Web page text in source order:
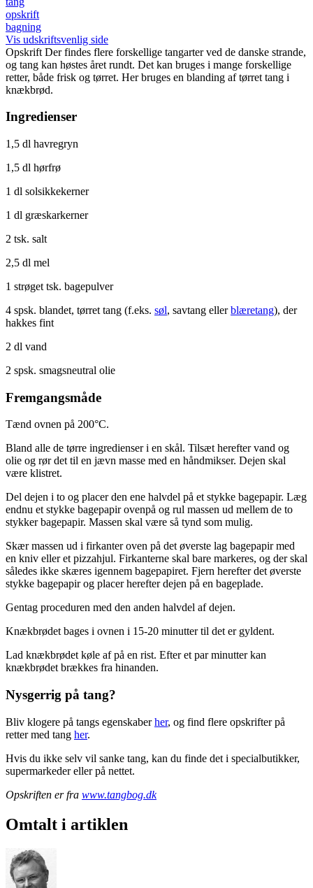
opskrift
bagning
Vis udskriftsvenlig side
Opskrift Der findes flere forskellige tangarter ved de danske strande,
og tang kan høstes året rundt. Det kan bruges i mange forskellige
retter, både frisk og tørret. Her bruges en blanding af tørret tang i
knækbrød.
Ingredienser
1,5 dl havregryn
1,5 dl hørfrø
1 dl solsikkekerner
1 dl græskarkerner
2 tsk. salt
2,5 dl mel
1 strøget tsk. bagepulver
4 spsk. blandet, tørret tang (f.eks. søl, savtang ellerblæretang), der
hakkes fint
2 dl vand
2 spsk. smagsneutral olie
Fremgangsmåde
Tænd ovnen på 200°C.
Bland alle de tørre ingredienser i en skål. Tilsæt herefter vand og
olie og rør det til en jævn masse med en håndmikser. Dejen skal
være klistret.
Del dejen i to og placer den ene halvdel på et stykke bagepapir. Læg
endnu et stykke bagepapir ovenpå og rul massen ud mellem de to
stykker bagepapir. Massen skal være så tynd som mulig.
Skær massen ud i firkanter oven på det øverste lag bagepapir med
en kniv eller et pizzahjul. Firkanterne skal bare markeres, og der skal
således ikke skæres igennem bagepapiret. Fjern herefter det øverste
stykke bagepapir og placer herefter dejen på en bageplade.
Gentag proceduren med den anden halvdel af dejen.
Knækbrødet bages i ovnen i 15-20 minutter til det er gyldent.
Lad knækbrødet køle af på en rist. Efter et par minutter kan
knækbrødet brækkes fra hinanden.
Nysgerrig på tang?
Bliv klogere på tangs egenskaberher, og find flere opskrifter på
retter med tang her.
Hvis du ikke selv vil sanke tang, kan du finde det i specialbutikker,
supermarkeder eller på nettet.
Opskriften er fra www.tangbog.dk
Omtalt i artiklen